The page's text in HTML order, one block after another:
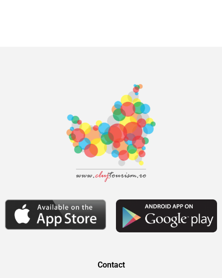
Contact